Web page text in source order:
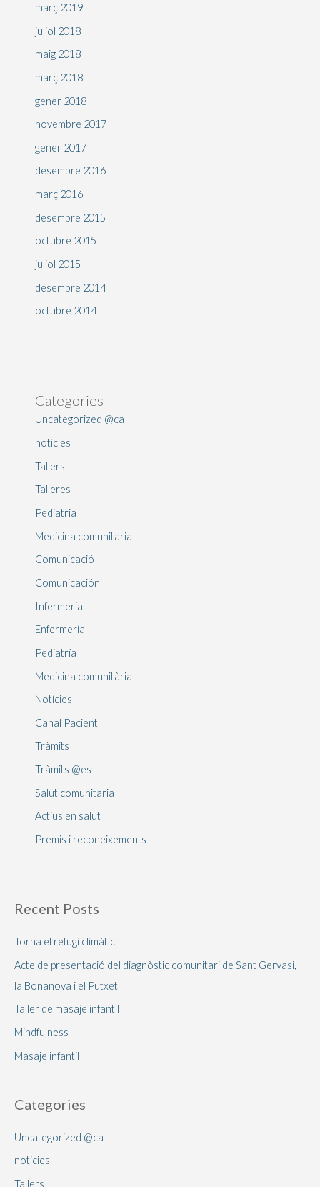
març 2019
juliol 2018
maig 2018
març 2018
gener 2018
novembre 2017
gener 2017
desembre 2016
març 2016
desembre 2015
octubre 2015
juliol 2015
desembre 2014
octubre 2014
Categories
Uncategorized @ca
noticies
Tallers
Talleres
Pediatria
Medicina comunitaria
Comunicació
Comunicación
Infermeria
Enfermería
Pediatría
Medicina comunitària
Notícies
Canal Pacient
Tràmits
Tràmits @es
Salut comunitaria
Actius en salut
Premis i reconeixements
Recent Posts
Torna el refugi climàtic
Acte de presentació del diagnòstic comunitari de Sant Gervasi,
la Bonanova i el Putxet
Taller de masaje infantil
Mindfulness
Masaje infantil
Categories
Uncategorized @ca
noticies
Tallers